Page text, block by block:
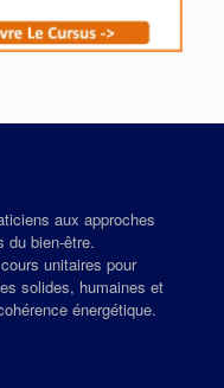
aux approches
bien‑être.
unitaires pour
solides, humaines et
énergétique.